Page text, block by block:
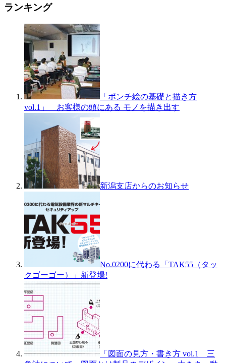
ランキング
「ポンチ絵の基礎と描き方
vol.1」 お客様の頭にある モノを描き出す
新潟支店からのお知らせ
No.0200に代わる「TAK55（タッ
クゴーゴー）」新登場!
「図面の見方・書き方 vol.1 三